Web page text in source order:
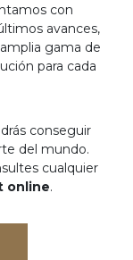
con
avances,
gama de
para cada
conseguir
del mundo.
cualquier
online.